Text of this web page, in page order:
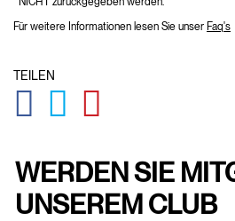
Für weitere Informationen lesen Sie unser Faq's
TEILEN
WERDEN SIE
UNSEREM CLUB